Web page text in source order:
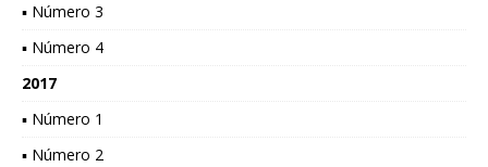
▪ Número 3
▪ Número 4
2017
▪ Número 1
▪ Número 2